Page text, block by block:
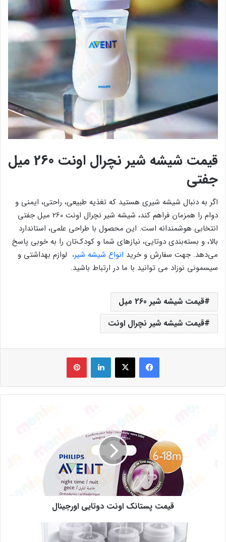
قیمت شیشه شیر نچرال اونت 260 میل
جفتی
اگر به دنبال شیشه شیری هستید که تغذیه طبیعی، راحتی، ایمنی و
دوام را همزمان فراهم کند، شیشه شیر نچرال اونت 260 میل جفتی
انتخابی هوشمندانه است. این محصول با طراحی علمی، استاندارد
بالا، و بسته‌بندی دوتایی، نیازهای شما و کودک‌تان را به خوبی پاسخ
می‌دهد. جهت سفارش و خرید انواع شیشه شیر، لوازم بهداشتی و
سیسمونی نوزاد می توانید با ما در ارتباط باشید.
قیمت شیشه شیر 260 میل
قیمت شیشه شیر نچرال اونت
فیس بوک X لینکدین ‫پین‌ترست
قیمت پستانک اونت دوتایی اورجینال